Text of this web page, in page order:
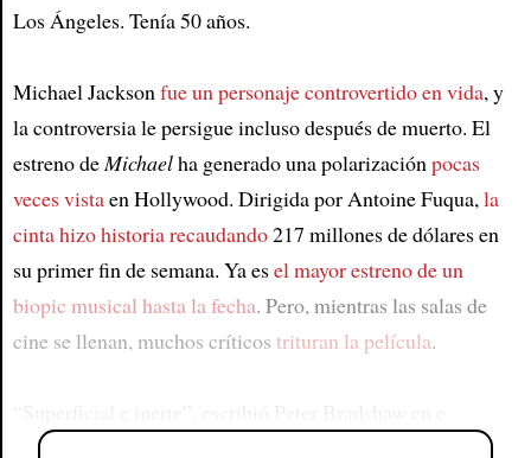
Los Ángeles. Tenía 50 años.
Michael Jacksonfue un personaje controvertido en vida, y
la controversia le persigue incluso después de muerto. El
estreno deMichaelha generado una polarizaciónpocas
veces vistaen Hollywood. Dirigida por Antoine Fuqua,la
cinta hizo historia recaudando217 millones de dólares en
su primer fin de semana. Ya esel mayor estreno de un
biopic musical hasta la fecha. Pero, mientras las salas de
cine se llenan, muchos críticos trituran la película.